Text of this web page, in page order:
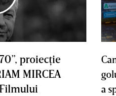
proiecţie
MIRCEA
a